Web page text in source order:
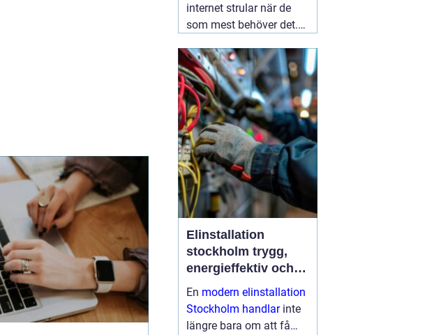
internet strular när de
som mest behöver det.
videos hackar och
uppkopplingen faller
bort utan förvarning.
Ofta handlar det inte om
att internetleverantören
är dålig, utan01 augusti
2026
Elinstallation
stockholm trygg,
energieffektiv och
framtidssäker el i
företagslokaler
En modern elinstallation
Stockholm handlarinte
längre bara om att få